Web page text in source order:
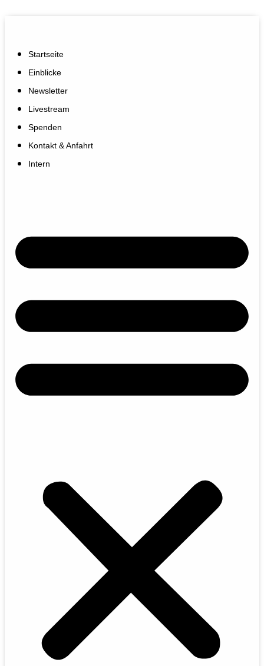
Startseite
Einblicke
Newsletter
Livestream
Spenden
Kontakt & Anfahrt
Intern